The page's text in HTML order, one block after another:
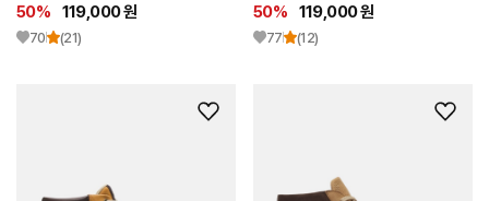
50% 119,000 원
70 (21)
50% 119,000 원
77 (12)
위
위